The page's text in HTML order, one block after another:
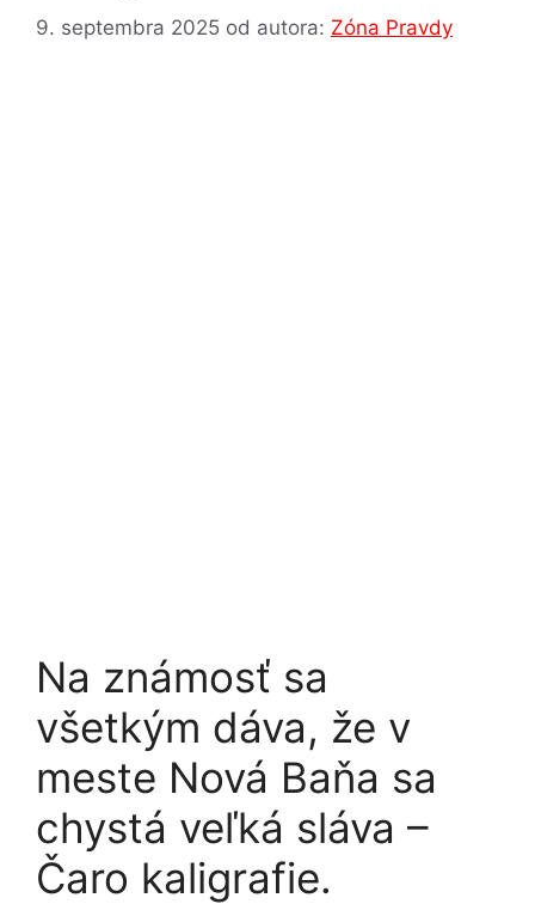
9. septembra 2025 od autora: Zóna Pravdy
Na známosť sa
všetkým dáva, že v
meste Nová Baňa sa
chystá veľká sláva –
Čaro kaligrafie.